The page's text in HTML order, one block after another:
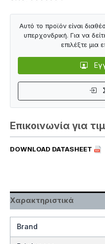
Επικοινωνία για
DOWNLOAD DATASHEET
Αυτό το προϊόν είναι
υπερχονδρική. Για να
επιλέξτε μια
Χαρακτηριστικά
Brand